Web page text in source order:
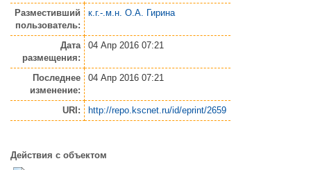
Разместивший
пользователь:
к.г.-.м.н. О.А. Гирина
Дата
размещения:
04 Апр 2016 07:21
Последнее
изменение:
04 Апр 2016 07:21
URI: http://repo.kscnet.ru/id/eprint/2659
Действия с объектом